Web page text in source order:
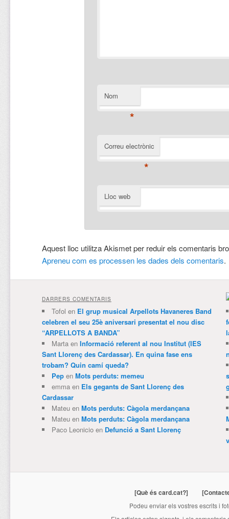
Nom
*
Correu electrònic
*
Lloc web
Aquest lloc utilitza Akismet per reduir els comentaris
Apreneu com es processen les dades dels comentaris.
DARRERS COMENTARIS
Tofol en El grup musical Arpellots Havaneres Band
celebren el seu 25è aniversari presentat el nou disc
“ARPELLOTS A BANDA”
Martaen Informació referent al nou Institut (IES
Sant Llorenç des Cardassar). En quina fase ens
trobam? Quin camí queda?
Pepen Mots perduts: memeu
emmaen Els gegants de Sant Llorenç des
Cardassar
Mateuen Mots perduts: Càgola merdançana
Mateuen Mots perduts: Càgola merdançana
Paco Leonicioen Defunció a Sant Llorenç
[Què és card.cat?]
Podeu enviar els vostres escrits i